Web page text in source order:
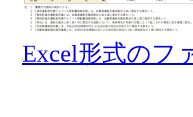
Excel形式のフ